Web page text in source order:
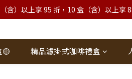
含）以上享 95 折，10 盒（含）以上享
🟡 精品濾掛式咖啡禮盒